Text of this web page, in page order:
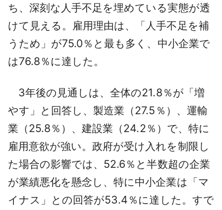
ち、深刻な人手不足を埋めている実態が透
けて見える。雇用理由は、「人手不足を補
うため」が75.0％と最も多く、中小企業で
は76.8％に達した。
3年後の見通しは、全体の21.8％が「増
やす」と回答し、製造業（27.5％）、運輸
業（25.8％）、建設業（24.2％）で、特に
雇用意欲が強い。政府が受け入れを制限し
た場合の影響では、52.6％と半数超の企業
が業績悪化を懸念し、特に中小企業は「マ
イナス」との回答が53.4％に達した。すで